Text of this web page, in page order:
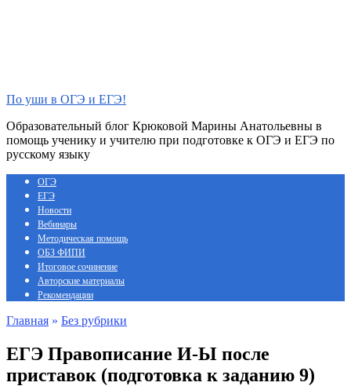
По уши в ОГЭ и ЕГЭ!
Образовательный блог Крюковой Марины Анатольевны в
помощь ученику и учителю при подготовке к ОГЭ и ЕГЭ по
русскому языку
ОГЭ
ЕГЭ
Новости
Вебинары
Методическая помощь
ОБЗ ФИПИ
Итоговое сочинение
Авторские материалы
Рекомендации
Главная » Без рубрики
ЕГЭ Правописание И-Ы после
приставок (подготовка к заданию 9)